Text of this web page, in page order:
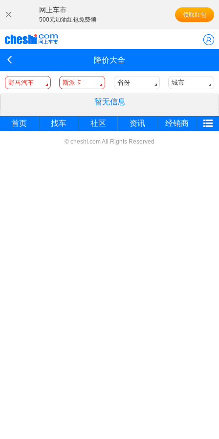
网上车市
500元加油红包免费领
领取红包
降价大全
野马汽车 斯派卡 省份 城市
暂无信息
首页 找车 社区 资讯 经销商
© cheshi.com All Rights Reserved